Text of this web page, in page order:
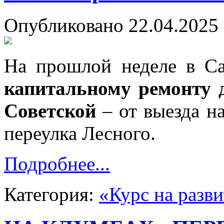
Опубликовано
На прошлой неделе в
капитальному
Советской – от выезда
переулка Лесного.
Подробнее...
Категория: «Курс на